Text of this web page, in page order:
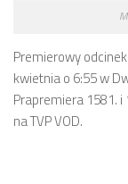
Premierowy
kwietnia o 6:55 w
Prapremiera 1581.
na TVP VOD.